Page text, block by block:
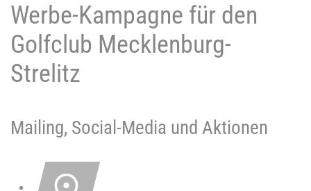
Werbe-Kampagne für den
Golfclub Mecklenburg-
Strelitz
Mailing, Social-Media und Aktionen